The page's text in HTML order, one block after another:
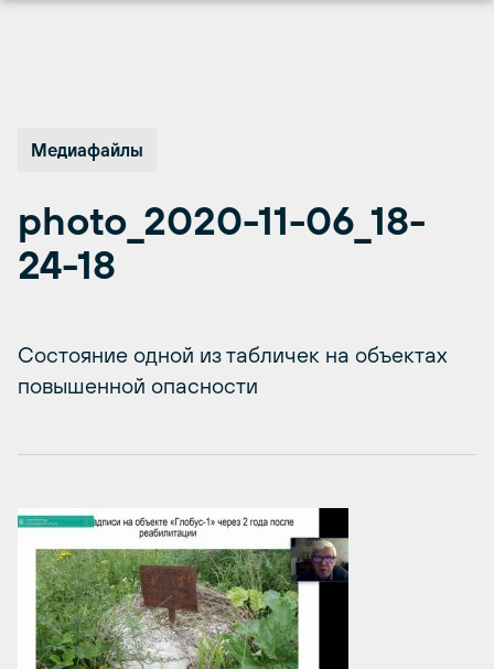
Медиафайлы
photo_2020-11-06_18-
24-18
Состояние одной из табличек на объектах
повышенной опасности